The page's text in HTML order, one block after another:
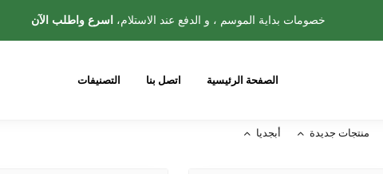
خصومات بداية الموسم ، و الدفع عند الاستلام، اسرع واطلب الآن
الصفحة الرئيسية اتصل بنا التصنيفات
منتجات جديدة أبجديا